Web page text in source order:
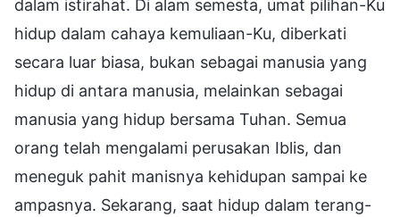
dalam istirahat. Di alam semesta, umat pilihan-Ku
hidup dalam cahaya kemuliaan-Ku, diberkati
secara luar biasa, bukan sebagai manusia yang
hidup di antara manusia, melainkan sebagai
manusia yang hidup bersama Tuhan. Semua
orang telah mengalami perusakan Iblis, dan
meneguk pahit manisnya kehidupan sampai ke
ampasnya. Sekarang, saat hidup dalam terang-